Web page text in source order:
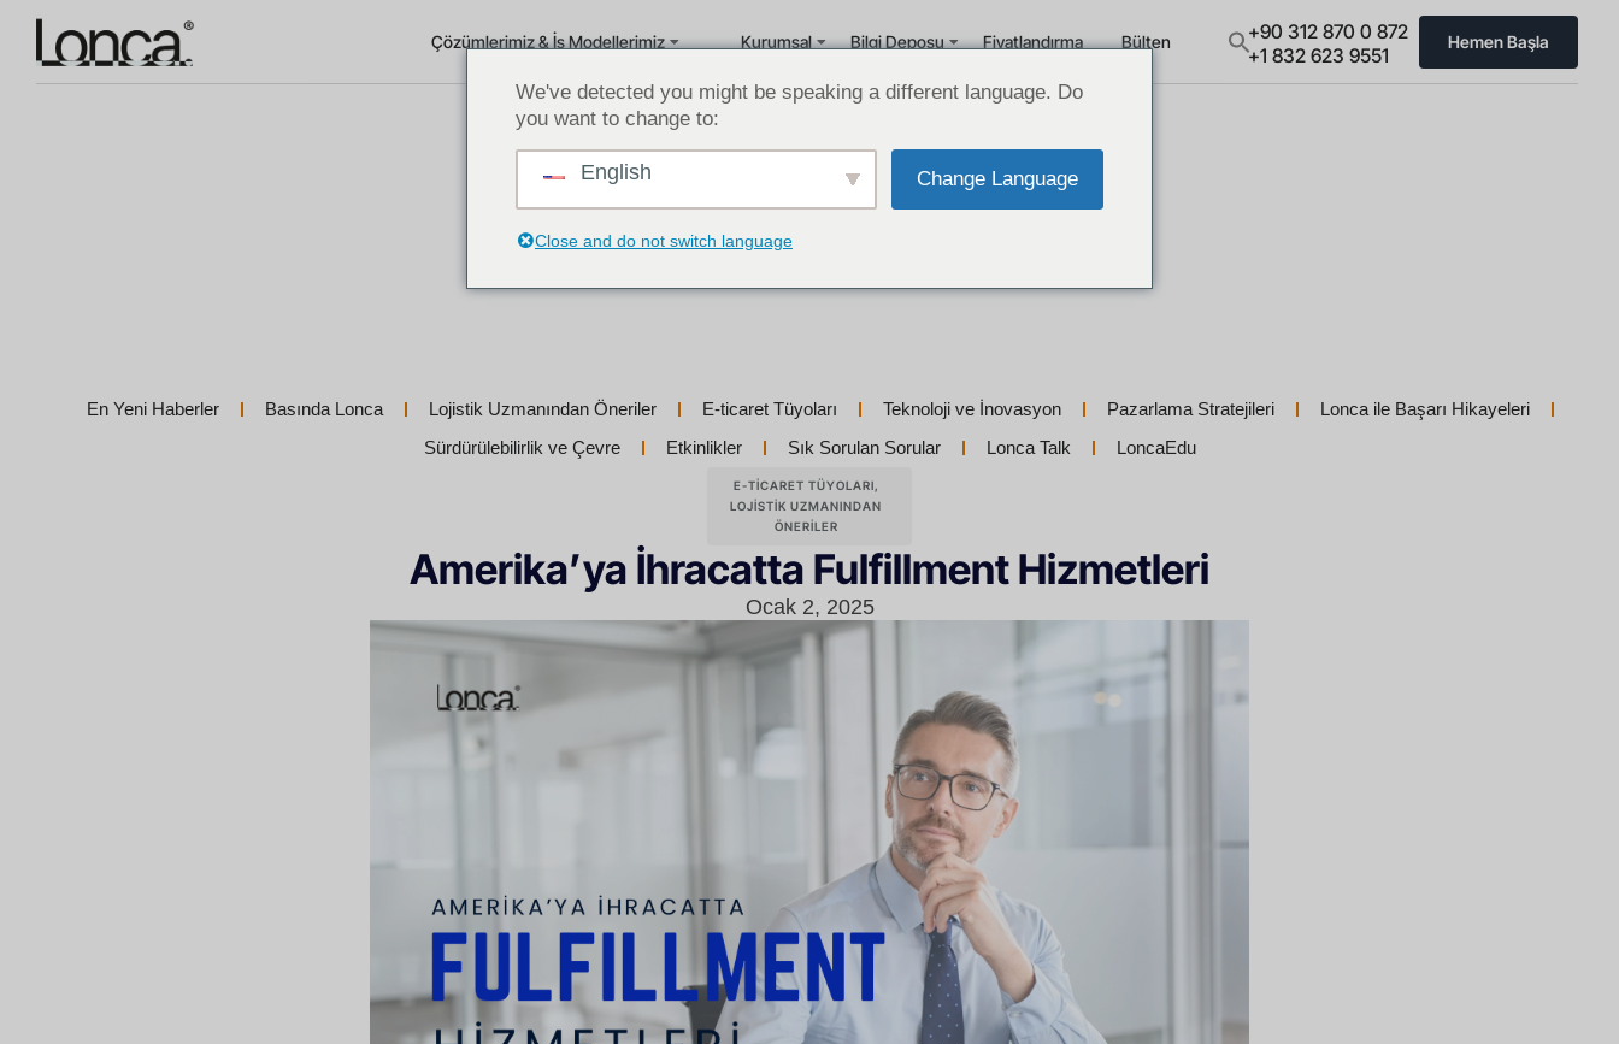
Çözümlerimiz & İş Modellerimiz Kurumsal Bilgi Deposu Fiyatlandırma Bülten
+90 312 870 0 872
+1 832 623 9551
Hemen Başla
En Yeni Haberler Basında Lonca Lojistik Uzmanından Öneriler E-ticaret Tüyoları Teknoloji ve İnovasyon Pazarlama Stratejileri
Lonca ile Başarı Hikayeleri
Sürdürülebilirlik ve Çevre
Etkinlikler Sık Sorulan Sorular Lonca Talk LoncaEdu
E-TICARET TÜYOLARI,
LOJISTIK UZMANINDAN
ÖNERILER
Amerika’ya İhracatta Fulfillment Hizmetleri
Ocak 2, 2025
We've detected you might be speaking a different language. Do
you want to change to:
English Change Language
Close and do not switch language